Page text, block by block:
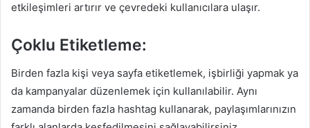
etkileşimleri artırır ve çevredeki kullanıcılara ulaşır.
Çoklu Etiketleme:
Birden fazla kişi veya sayfa etiketlemek, işbirliği yapmak ya
da kampanyalar düzenlemek için kullanılabilir. Aynı
zamanda birden fazla hashtag kullanarak, paylaşımlarınızın